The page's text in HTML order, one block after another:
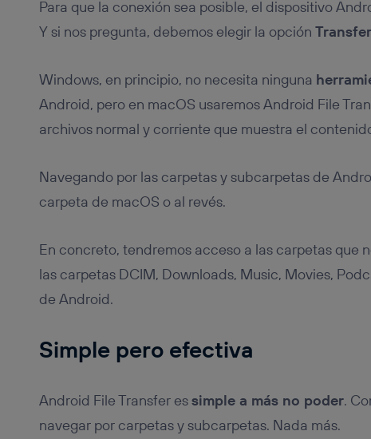
Para que la conexión sea posible, el dispositivo
Y si nos pregunta, debemos elegir la opción
Windows, en principio, no necesita ninguna
Android, pero en macOS usaremos Android File
archivos normal y corriente que muestra el
Navegando por las carpetas y subcarpetas de
carpeta de macOS o al revés.
En concreto, tendremos acceso a las carpetas que
las carpetas DCIM, Downloads, Music, Movies,
de Android.
Simple pero efectiva
Android File Transfer essimple a más no poder.
navegar por carpetas y subcarpetas. Nada más.